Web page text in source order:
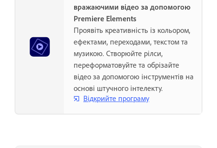
вражаючими відео за допомогою
Premiere Elements
Проявіть креативність із кольором,
ефектами, переходами, текстом та
музикою. Створюйте рілси,
переформатовуйте та обрізайте
відео за допомогою інструментів на
основі штучного інтелекту.
Відкрийте програму